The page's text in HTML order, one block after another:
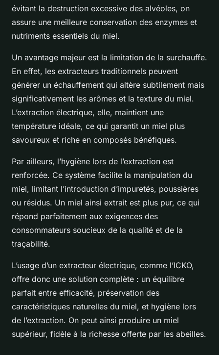
évitant la destruction excessive des alvéoles, on
assure une meilleure conservation des enzymes et
nutriments essentiels du miel.
Un avantage majeur est la limitation de la surchauffe.
En effet, les extracteurs traditionnels peuvent
générer un échauffement qui altère subtilement mais
significativement les arômes et la texture du miel.
L’extraction électrique, elle, maintient une
température idéale, ce qui garantit un miel plus
savoureux et riche en composés bénéfiques.
Par ailleurs, l’hygiène lors de l’extraction est
renforcée. Ce système facilite la manipulation du
miel, limitant l’introduction d’impuretés, poussières
ou résidus. Un miel ainsi extrait est plus pur, ce qui
répond parfaitement aux exigences des
consommateurs soucieux de la qualité et de la
traçabilité.
L’usage d’un extracteur électrique, comme l’ICKO,
offre donc une solution complète : un équilibre
parfait entre efficacité, préservation des
caractéristiques naturelles du miel, et hygiène lors
de l’extraction. On peut ainsi produire un miel
supérieur, fidèle à la richesse offerte par les abeilles.